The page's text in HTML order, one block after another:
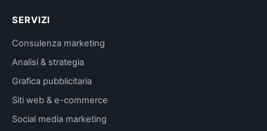
SERVIZI
Consulenza marketing
Analisi & strategia
Grafica pubblicitaria
Siti web & e-commerce
Social media marketing